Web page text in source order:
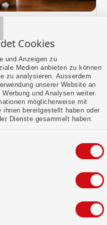
Cookies
und Anzeigen zu
Medien anbieten zu können
zu analysieren. Ausserdem
unserer Website an
und Analysen weiter.
möglicherweise mit
bereitgestellt haben oder
Dienste gesammelt haben.
noch? Mit der
tiefer sind als noch
Sparkonto für viele
finanziellen
Flexibilität und
Mischung macht